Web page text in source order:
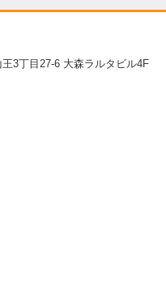
3丁目27-6 大森ラルタビル4F